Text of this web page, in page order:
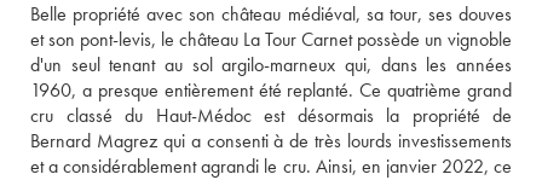
Belle propriété avec son château médiéval, sa tour, ses douves
et son pont-levis, le château La Tour Carnet possède un vignoble
d'un seul tenant au sol argilo-marneux qui, dans les années
1960, a presque entièrement été replanté. Ce quatrième grand
cru classé du Haut-Médoc est désormais la propriété de
Bernard Magrez qui a consenti à de très lourds investissements
et a considérablement agrandi le cru. Ainsi, en janvier 2022, ce